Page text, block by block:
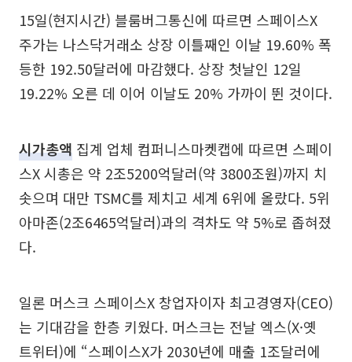
15일(현지시간) 블룸버그통신에 따르면 스페이스X
주가는 나스닥거래소 상장 이틀째인 이날 19.60% 폭
등한 192.50달러에 마감했다. 상장 첫날인 12일
19.22% 오른 데 이어 이날도 20% 가까이 뛴 것이다.
시가총액 집계 업체 컴퍼니스마켓캡에 따르면 스페이
스X 시총은 약 2조5200억달러(약 3800조원)까지 치
솟으며 대만 TSMC를 제치고 세계 6위에 올랐다. 5위
아마존(2조6465억달러)과의 격차도 약 5%로 좁혀졌
다.
일론 머스크 스페이스X 창업자이자 최고경영자(CEO)
는 기대감을 한층 키웠다. 머스크는 전날 엑스(X·옛
트위터)에 “스페이스X가 2030년에 매출 1조달러에